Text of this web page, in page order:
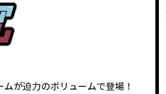
が迫力のボリュームで登場！